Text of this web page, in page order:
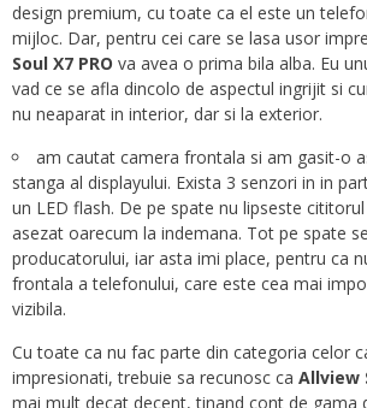
design premium, cu toate ca el este un
mijloc. Dar, pentru cei care se lasa usor
Soul X7 PRO va avea o prima bila alba. Eu
vad ce se afla dincolo de aspectul ingrijit si
nu neaparat in interior, dar si la exterior.
am cautat camera frontala si am gasit-o
stanga al displayului. Exista 3 senzori in in
un LED flash. De pe spate nu lipseste
asezat oarecum la indemana. Tot pe spate
producatorului, iar asta imi place, pentru ca
frontala a telefonului, care este cea mai
vizibila.
Cu toate ca nu fac parte din categoria celor
impresionati, trebuie sa recunosc ca Allview
mai mult decat decent, tinand cont de gama